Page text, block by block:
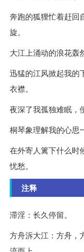
奔跑的狐狸忙着赶回
旋。
大江上涌动的浪花轰
迅猛的江风掀起我的
衣襟。
夜深了我孤独难眠，
桐琴象理解我的心思
在外寄人篱下什么时
忧愁。
注释
滞淫：长久停留。
方舟泝大江：方舟，